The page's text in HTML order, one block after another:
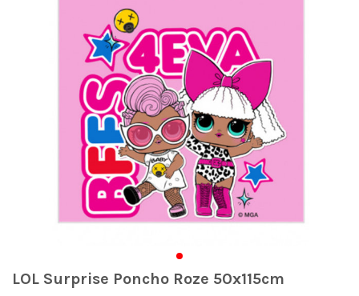
LOL Surprise Poncho Roze 50x115cm